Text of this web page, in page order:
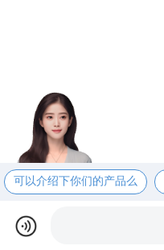
可以介绍下你们的产品么